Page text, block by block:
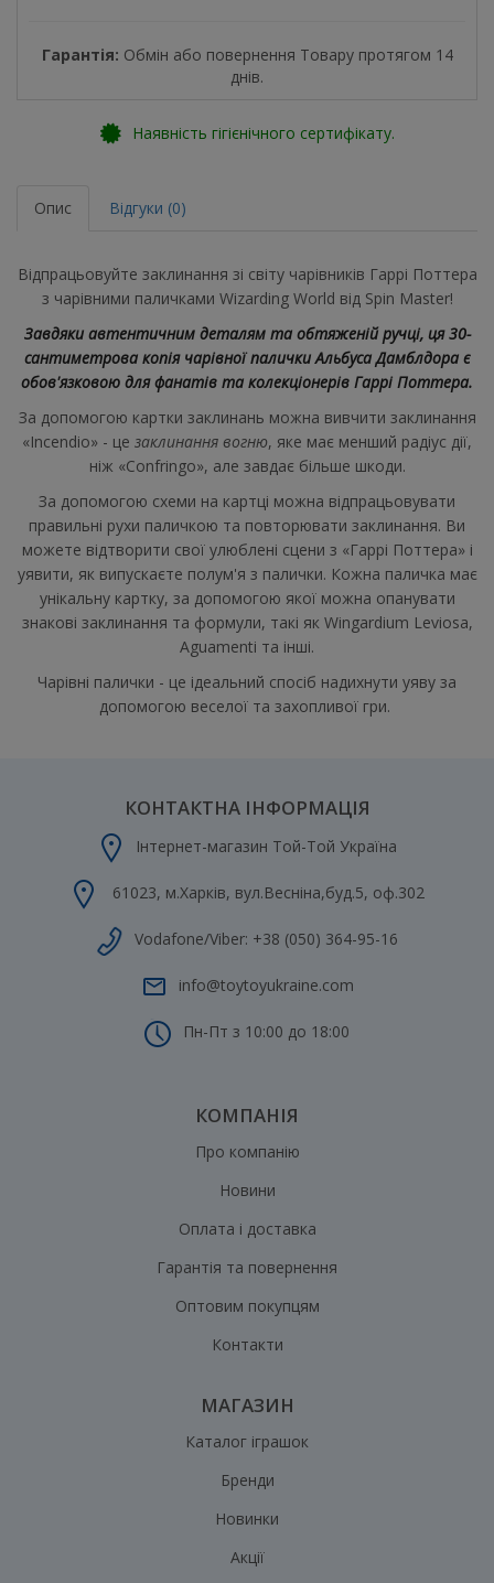
Гарантія: Обмін або повернення Товару протягом 14
днів.
Наявність гігієнічного сертифікату.
Опис Відгуки (0)
Відпрацьовуйте заклинання зі світу чарівників Гаррі Поттера
з чарівними паличками Wizarding World від Spin Master!
Завдяки автентичним деталям та обтяженій ручці, ця 30-
сантиметрова копія чарівної палички Альбуса Дамблдора є
обов'язковою для фанатів та колекціонерів Гаррі Поттера.
За допомогою картки заклинань можна вивчити заклинання
«Incendio» - це заклинання вогню, яке має менший радіус дії,
ніж «Confringo», але завдає більше шкоди.
За допомогою схеми на картці можна відпрацьовувати
правильні рухи паличкою та повторювати заклинання. Ви
можете відтворити свої улюблені сцени з «Гаррі Поттера» і
уявити, як випускаєте полум'я з палички. Кожна паличка має
унікальну картку, за допомогою якої можна опанувати
знакові заклинання та формули, такі як Wingardium Leviosa,
Aguamenti та інші.
Чарівні палички - це ідеальний спосіб надихнути уяву за
допомогою веселої та захопливої гри.
КОНТАКТНА ІНФОРМАЦІЯ
Інтернет-магазин Той-Той Україна
61023, м.Харків, вул.Весніна,буд.5, оф.302
Vodafone/Viber: +38 (050) 364-95-16
info@toytoyukraine.com
Пн-Пт з 10:00 до 18:00
КОМПАНІЯ
Про компанію
Новини
Оплата і доставка
Гарантія та повернення
Оптовим покупцям
Контакти
МАГАЗИН
Каталог іграшок
Бренди
Новинки
Акції